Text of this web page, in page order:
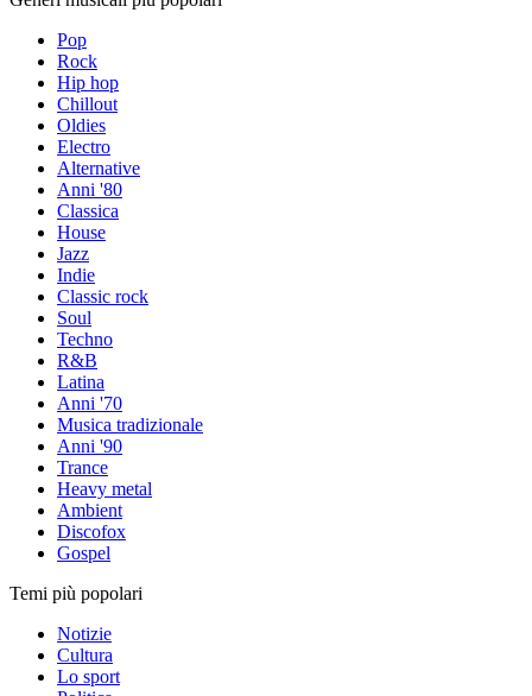
Pop
Rock
Hip hop
Chillout
Oldies
Electro
Alternative
Anni '80
Classica
House
Jazz
Indie
Classic rock
Soul
Techno
R&B
Latina
Anni '70
Musica tradizionale
Anni '90
Trance
Heavy metal
Ambient
Discofox
Gospel
Temi più popolari
Notizie
Cultura
Lo sport